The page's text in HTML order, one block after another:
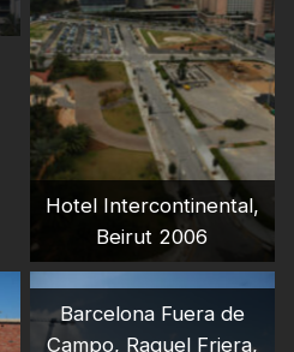
Hotel Intercontinental,
Beirut 2006
Barcelona Fuera de
Campo, Raquel Friera,